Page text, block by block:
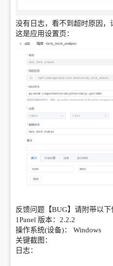
没有日志，看不到超时原因，
这是应用设置页：
反馈问题【BUG】请附带以下
1Panel 版本：2.2.2
操作系统(设备)： Windows
关键截图：
日志：